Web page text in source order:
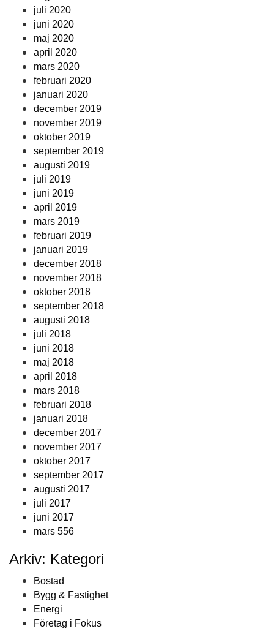
juli 2020
juni 2020
maj 2020
april 2020
mars 2020
februari 2020
januari 2020
december 2019
november 2019
oktober 2019
september 2019
augusti 2019
juli 2019
juni 2019
april 2019
mars 2019
februari 2019
januari 2019
december 2018
november 2018
oktober 2018
september 2018
augusti 2018
juli 2018
juni 2018
maj 2018
april 2018
mars 2018
februari 2018
januari 2018
december 2017
november 2017
oktober 2017
september 2017
augusti 2017
juli 2017
juni 2017
mars 556
Arkiv: Kategori
Bostad
Bygg & Fastighet
Energi
Företag i Fokus